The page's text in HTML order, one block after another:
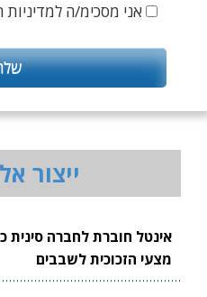
אני מסכימ/ה למדיניות
ייצור
אינטל חוברת לחברה
מצעי הזכוכית לשבבים